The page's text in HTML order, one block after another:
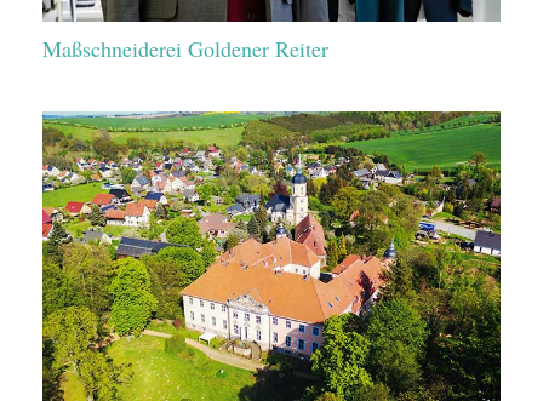
Maßschneiderei Goldener Reiter